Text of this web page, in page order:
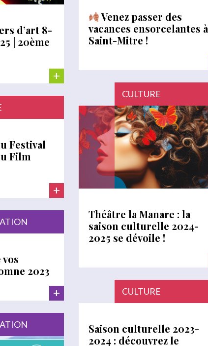
d’art 8-
| 20ème
+
Venez passer des
vacances ensorcelantes à
Saint-Mitre !
CULTURE
Théâtre la Manare : la
saison culturelle 2024-
2025 se dévoile !
Festival
Film
+
2023
+ CULTURE
Saison culturelle 2023-
2024 : découvrez le